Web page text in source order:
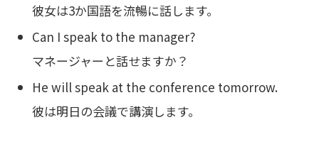
彼女は3か国語を流暢に話します。
Can I speak to the manager?
マネージャーと話せますか？
He will speak at the conference tomorrow.
彼は明日の会議で講演します。